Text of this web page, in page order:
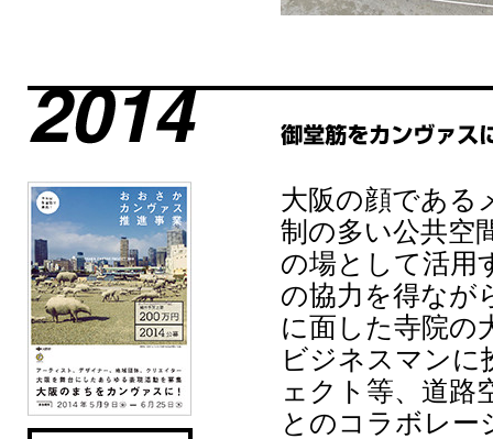
大阪の顔である
制の多い公共空
の場として活用
の協力を得なが
に面した寺院の
ビジネスマンに
ェクト等、道路
とのコラボレー